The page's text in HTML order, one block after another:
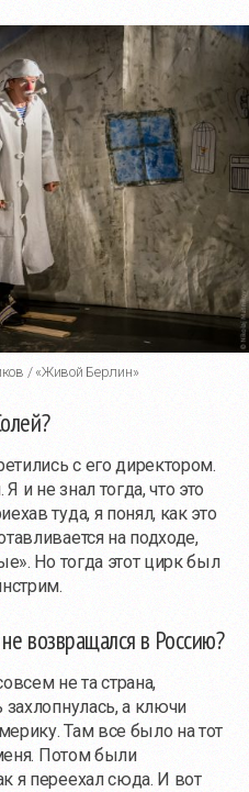
/ «Живой Берлин»
с его директором.
и не знал тогда, что это
туда, я понял, как это
на подходе,
Но тогда этот цирк был
возвращался в Россию?
не та страна,
а ключи
Там все было на тот
Потом были
я переехал сюда. И вот